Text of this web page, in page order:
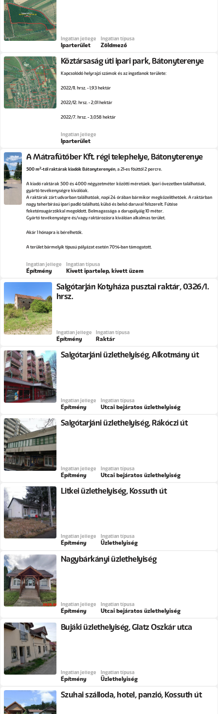
Ingatlan jellege
Iparterület
Ingatlan típusa
Zöldmező
Köztársaság úti ipari park, Bátonyterenye
Kapcsolódó helyrajzi számok és az ingatlanok területe:
2022/11. hrsz. - 1,93 hektár
2022/12. hrsz. - 2,01 hektár
2022/7. hrsz. - 3,058 hektár
Ingatlan jellege
Iparterület
A Mátrafűtőber Kft. régi telephelye, Bátonyterenye
500 m2-től raktárak kiadók Bátonyterenyén, a 21-es főúttól 2 percre.
A kiadó raktárak 500 és 4000 négyzetméter közötti méretűek. Ipari övezetben találhatóak,
gyártó tevékenységre kiválóak.
A raktárak zárt udvarban találhatóak, napi 24 órában bármikor megközelíthetőek. A raktárban
nagy teherbírású ipari padló található, külső és belső daruval felszerelt. Fűtése
feketénsugárzókkal megoldott. Belmagassága a darupályáig 10 méter.
Gyártó tevékenységre és/vagy raktározásra kiválóan alkalmas terület.
Akár 1 hónapra is bérelhetők.
A terület bármelyik típusú pályázat esetén 70%-ban támogatott.
Ingatlan jellege
Építmény
Ingatlan típusa
Kivett ipartelep, kivett üzem
Salgótarján Kotyháza pusztai raktár, 0326/1.
hrsz.
Ingatlan jellege
Építmény
Ingatlan típusa
Raktár
Salgótarjáni üzlethelyiség, Alkotmány út
Ingatlan jellege
Építmény
Ingatlan típusa
Utcai bejáratos üzlethelyiség
Salgótarjáni üzlethelyiség, Rákóczi út
Ingatlan jellege
Építmény
Ingatlan típusa
Utcai bejáratos üzlethelyiség
Litkei üzlethelyiség, Kossuth út
Ingatlan jellege
Építmény
Ingatlan típusa
Üzlethelyiség
Nagybárkányi üzlethelyiség
Ingatlan jellege
Építmény
Ingatlan típusa
Utcai bejáratos üzlethelyiség
Bujáki üzlethelyiség, Glatz Oszkár utca
Ingatlan jellege
Építmény
Ingatlan típusa
Üzlethelyiség
Szuhai szálloda, hotel, panzió, Kossuth út